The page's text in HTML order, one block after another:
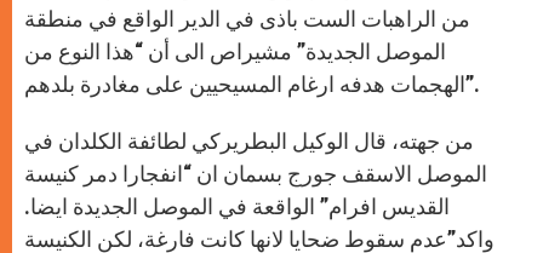
من الراهبات الست باذى في الدير الواقع في منطقة
الموصل الجديدة” مشيراص الى أن “هذا النوع من
الهجمات هدفه ارغام المسيحيين على مغادرة بلدهم”.
من جهته، قال الوكيل البطريركي لطائفة الكلدان في
الموصل الاسقف جورج بسمان ان “انفجارا دمر كنيسة
القديس افرام” الواقعة في الموصل الجديدة ايضا.
واكد”عدم سقوط ضحايا لانها كانت فارغة، لكن الكنيسة